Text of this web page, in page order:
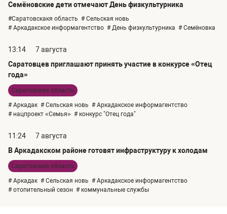
Семёновские дети отмечают День физкультурника
#Саратовскакя область # Сельская новь
# Аркадакское информагентство # День физкультурника # Семёновка
13:14
7 августа
Саратовцев приглашают принять участие в конкурсе «Отец
года»
Саратовская область
# Аркадак # Сельская новь # Аркадакское информагентство
# нацпроект «Семья» # конкурс "Отец года"
11:24
7 августа
В Аркадакском районе готовят инфраструктуру к холодам
Саратовская область
# Аркадак # Сельская новь # Аркадакское информагентство
# отопительный сезон # коммунальные службы